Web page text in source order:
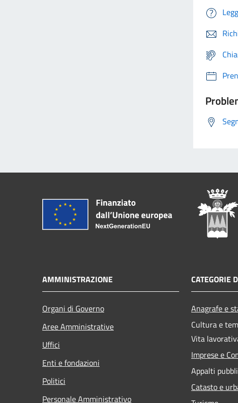
AMMINISTRAZIONE
Organi di Governo
Aree Amministrative
Uffici
Enti e fondazioni
Politici
Personale Amministrativo
CATEGORIE
Anagrafe e
Cultura e
Vita
Imprese e
Appalti
Catasto e